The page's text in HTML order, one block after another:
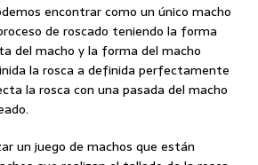
encontrar como un único macho
de roscado teniendo la forma
del macho y la forma del macho
la rosca a definida perfectamente
la rosca con una pasada del macho
un juego de machos que están